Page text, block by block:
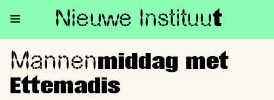
Nieuwe Instituut
Mannenmiddag met Ettemadis
Mannenmiddag met
Ettemadis